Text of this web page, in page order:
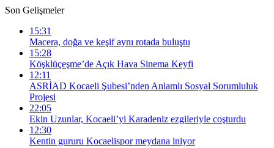
Son Gelişmeler
15:31
Macera, doğa ve keşif aynı rotada buluştu
15:28
Köşklüçeşme’de Açık Hava Sinema Keyfi
12:11
ASRİAD Kocaeli Şubesi’nden Anlamlı Sosyal Sorumluluk
Projesi
22:05
Ekin Uzunlar, Kocaeli’yi Karadeniz ezgileriyle coşturdu
12:30
Kentin gururu Kocaelispor meydana iniyor